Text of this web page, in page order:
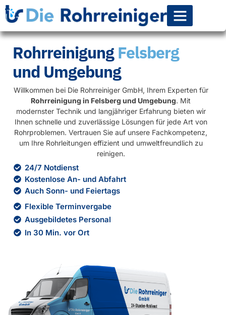
RohrreinigungFelsberg
und Umgebung
Willkommen bei Die Rohrreiniger GmbH, Ihrem Experten für
Rohrreinigung in Felsberg und Umgebung. Mit
modernster Technik und langjähriger Erfahrung bieten wir
Ihnen schnelle und zuverlässige Lösungen für jede Art von
Rohrproblemen. Vertrauen Sie auf unsere Fachkompetenz,
um Ihre Rohrleitungen effizient und umweltfreundlich zu
reinigen.
24/7 Notdienst
Kostenlose An- und Abfahrt
Auch Sonn- und Feiertags
Flexible Terminvergabe
Ausgebildetes Personal
In 30 Min. vor Ort